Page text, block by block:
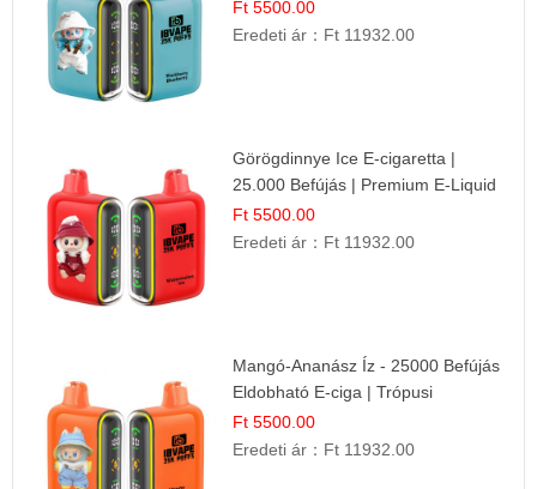
Ft 5500.00
Eredeti ár： Ft 11932.00
Görögdinnye Ice E-cigaretta |
25.000 Befújás | Premium E-Liquid
Ft 5500.00
Eredeti ár： Ft 11932.00
Mangó-Ananász Íz - 25000 Befújás
Eldobható E-ciga | Trópusi
Gyümölcs Élmény!
Ft 5500.00
Eredeti ár： Ft 11932.00